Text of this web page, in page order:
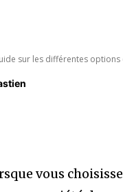
sur les différentes
vous